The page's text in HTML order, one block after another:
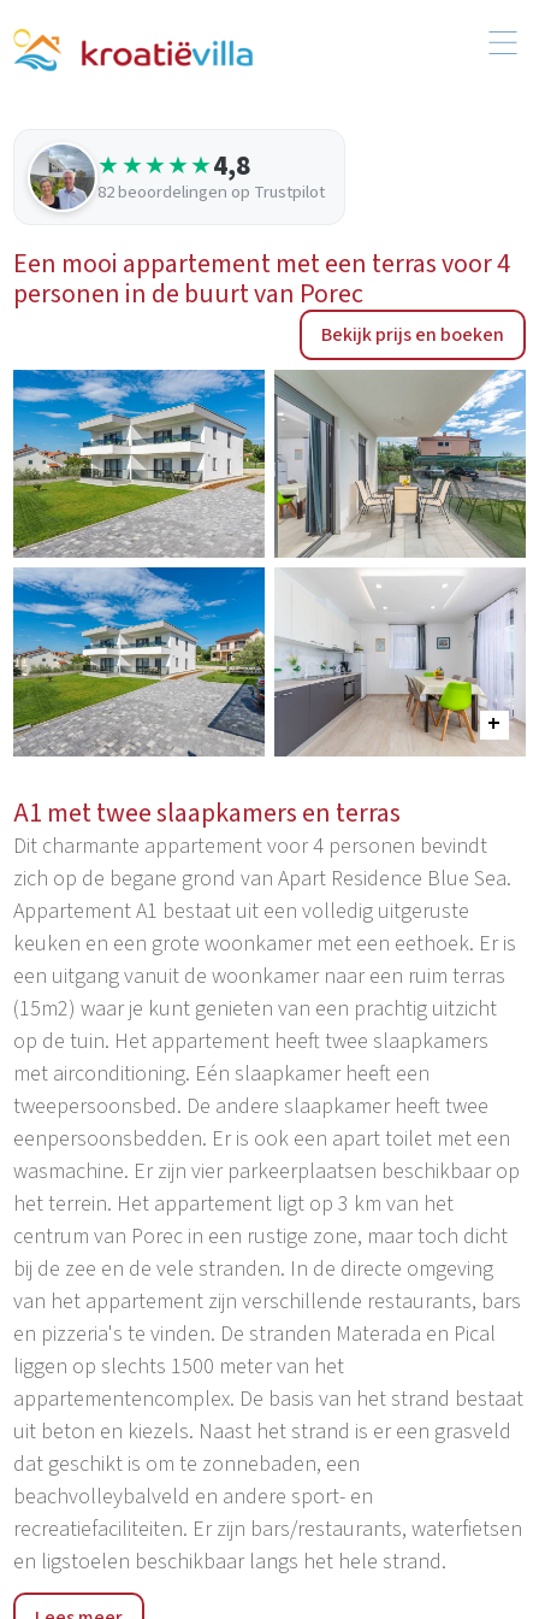
★★★★★4,8
82 beoordelingen op Trustpilot
Een mooi appartement met een terras voor 4
personen in de buurt van Porec
Bekijk prijs en boeken
A1 met twee slaapkamers en terras
Dit charmante appartement voor 4 personen bevindt
zich op de begane grond van Apart Residence Blue Sea.
Appartement A1 bestaat uit een volledig uitgeruste
keuken en een grote woonkamer met een eethoek. Er is
een uitgang vanuit de woonkamer naar een ruim terras
(15m2) waar je kunt genieten van een prachtig uitzicht
op de tuin. Het appartement heeft twee slaapkamers
met airconditioning. Eén slaapkamer heeft een
tweepersoonsbed. De andere slaapkamer heeft twee
eenpersoonsbedden. Er is ook een apart toilet met een
wasmachine. Er zijn vier parkeerplaatsen beschikbaar op
het terrein. Het appartement ligt op 3 km van het
centrum van Porec in een rustige zone, maar toch dicht
bij de zee en de vele stranden. In de directe omgeving
van het appartement zijn verschillende restaurants, bars
en pizzeria's te vinden. De stranden Materada en Pical
liggen op slechts 1500 meter van het
appartementencomplex. De basis van het strand bestaat
uit beton en kiezels. Naast het strand is er een grasveld
dat geschikt is om te zonnebaden, een
beachvolleybalveld en andere sport- en
recreatiefaciliteiten. Er zijn bars/restaurants, waterfietsen
en ligstoelen beschikbaar langs het hele strand.
Vranići is een buitenwijk van de stad Poreč, gelegen op